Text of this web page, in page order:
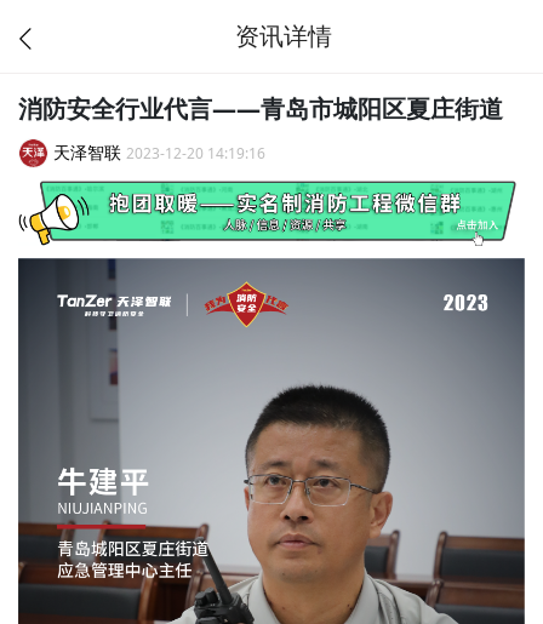
资讯详情
消防安全行业代言——青岛市城阳区夏庄街道
天泽智联 2023-12-20 14:19:16